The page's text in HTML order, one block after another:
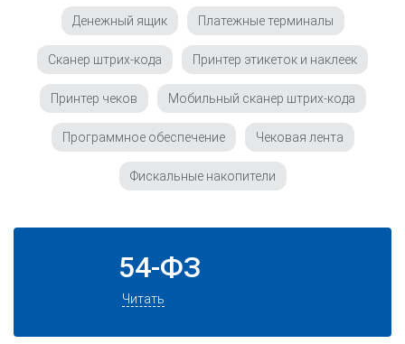
Денежный ящик Платежные терминалы
Сканер штрих-кода Принтер этикеток и наклеек
Принтер чеков Мобильный сканер штрих-кода
Программное обеспечение Чековая лента
Фискальные накопители
54-ФЗ
Читать